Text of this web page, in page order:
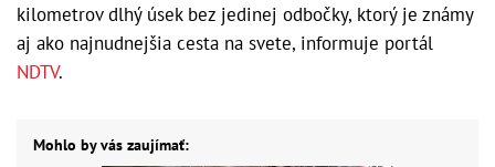
kilometrov dlhý úsek bez jedinej odbočky, ktorý je známy
aj ako najnudnejšia cesta na svete, informuje portál
NDTV.
Mohlo by vás zaujímať: